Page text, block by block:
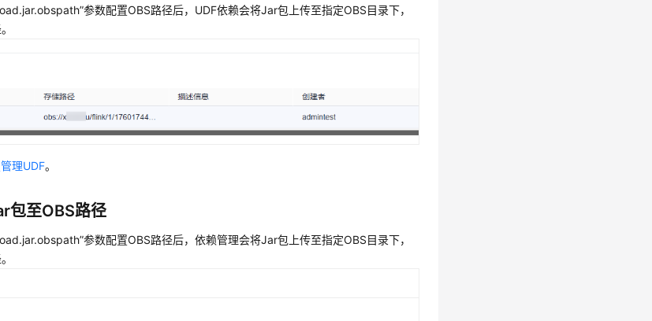
参数配置OBS路径后，UDF依赖会将Jar包上传至指定OBS目录下，
理UDF。
包至OBS路径
参数配置OBS路径后，依赖管理会将Jar包上传至指定OBS目录下，